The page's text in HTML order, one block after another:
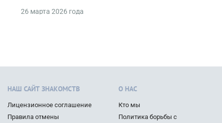
26 марта 2026 года
НАШ САЙТ ЗНАКОМСТВ
Лицензионное соглашение
Правила отмены
О НАС
Кто мы
Политика борьбы с